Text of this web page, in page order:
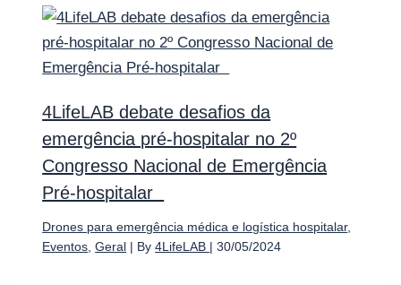
4LifeLAB debate desafios da
emergência pré-hospitalar no 2º
Congresso Nacional de Emergência
Pré-hospitalar
Drones para emergência médica e logística hospitalar,
Eventos ,Geral | By4LifeLAB |30/05/2024